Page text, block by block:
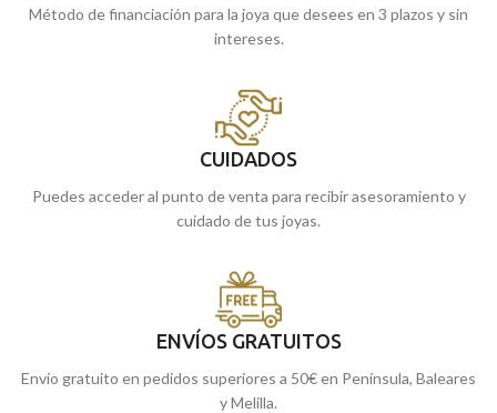
Método de financiación para la joya que desees en 3 plazos y sin
intereses.
CUIDADOS
Puedes acceder al punto de venta para recibir asesoramiento y
cuidado de tus joyas.
ENVÍOS GRATUITOS
Envío gratuito en pedidos superiores a 50€ en Península, Baleares
y Melilla.